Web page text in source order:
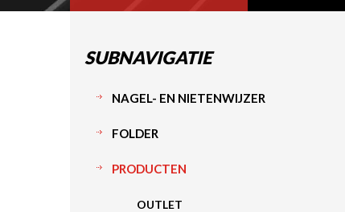
SUBNAVIGATIE
NAGEL- EN NIETENWIJZER
FOLDER
PRODUCTEN
OUTLET